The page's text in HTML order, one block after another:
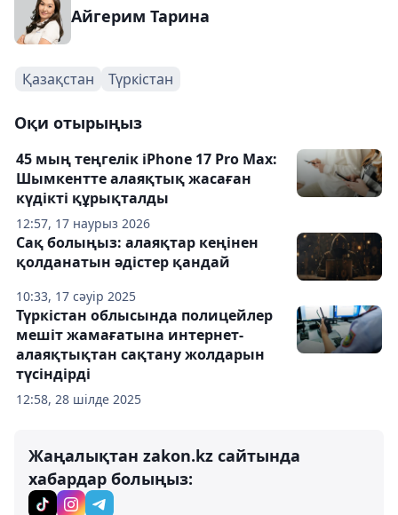
Айгерим Тарина
Қазақстан Түркістан
Оқи отырыңыз
12:57, 17 наурыз 2026
45 мың теңгелік iPhone 17 Pro Max:
Шымкентте алаяқтық жасаған
күдікті құрықталды
10:33, 17 сәуір 2025
Сақ болыңыз: алаяқтар кеңінен
қолданатын әдістер қандай
12:58, 28 шілде 2025
Түркістан облысында полицейлер
мешіт жамағатына интернет-
алаяқтықтан сақтану жолдарын
түсіндірді
Жаңалықтан zakon.kz сайтында
хабардар болыңыз: